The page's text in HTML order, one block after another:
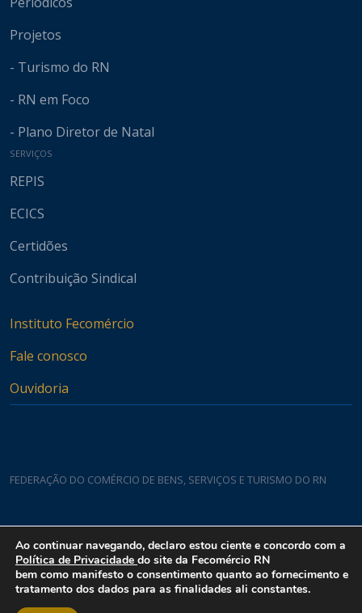
Projetos
- Turismo do RN
- RN em Foco
- Plano Diretor de Natal
SERVIÇOS
REPIS
ECICS
Certidões
Contribuição Sindical
Instituto Fecomércio
Fale conosco
Ouvidoria
FEDERAÇÃO DO COMÉRCIO DE BENS, SERVIÇOS E TURISMO DO RN
Rua Padre João Damasceno, 1935 - Lagoa Nova CEP 59075-760
Ao continuar navegando, declaro estou ciente e concordo com a
Política de Privacidade do site da Fecomércio RN
bem como manifesto o consentimento quanto ao fornecimento e
tratamento dos dados para as finalidades ali constantes.